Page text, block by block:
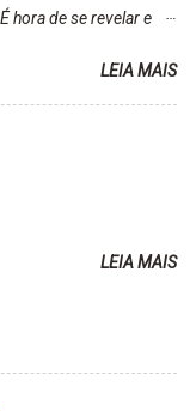
hora de se revelar e
mais você Loiro Rosé
retirei o excesso
os fios estavam
LEIA MAIS
LEIA MAIS